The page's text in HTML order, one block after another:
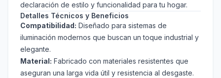
declaración de estilo y funcionalidad para tu hogar.
Detalles Técnicos y Beneficios
Compatibilidad: Diseñado para sistemas de
iluminación modernos que buscan un toque industrial y
elegante.
Material: Fabricado con materiales resistentes que
aseguran una larga vida útil y resistencia al desgaste.